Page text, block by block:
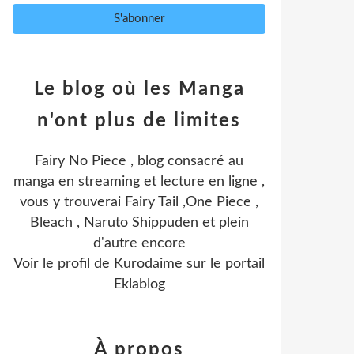
Le blog où les Manga
n'ont plus de limites
Fairy No Piece , blog consacré au
manga en streaming et lecture en ligne ,
vous y trouverai Fairy Tail ,One Piece ,
Bleach , Naruto Shippuden et plein
d'autre encore
Voir le profil de Kurodaime sur le portail
Eklablog
À propos